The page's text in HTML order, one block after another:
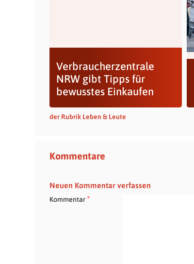
Verbraucherzentrale
NRW gibt Tipps für
bewusstes Einkaufen
der Rubrik Leben & Leute
Kommentare
Neuen Kommentar verfassen
Kommentar*